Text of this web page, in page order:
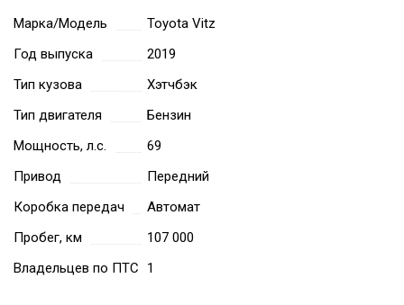
Toyota Vitz
Марка/Модель
2019
Год выпуска
Хэтчбэк
Тип кузова
Бензин
Тип двигателя
69
Мощность, л.с.
Передний
Привод
Автомат
Коробка передач
107 000
Пробег, км
1
Владельцев по ПТС